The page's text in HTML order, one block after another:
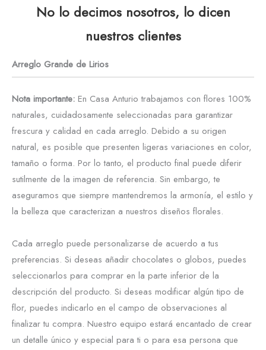
No lo decimos nosotros, lo dicen
nuestros clientes
Arreglo Grande de Lirios
Nota importante: En Casa Anturio trabajamos con flores 100%
naturales, cuidadosamente seleccionadas para garantizar
frescura y calidad en cada arreglo. Debido a su origen
natural, es posible que presenten ligeras variaciones en color,
tamaño o forma. Por lo tanto, el producto final puede diferir
sutilmente de la imagen de referencia. Sin embargo, te
aseguramos que siempre mantendremos la armonía, el estilo y
la belleza que caracterizan a nuestros diseños florales.
Cada arreglo puede personalizarse de acuerdo a tus
preferencias. Si deseas añadir chocolates o globos, puedes
seleccionarlos para comprar en la parte inferior de la
descripción del producto. Si deseas modificar algún tipo de
flor, puedes indicarlo en el campo de observaciones al
finalizar tu compra. Nuestro equipo estará encantado de crear
un detalle único y especial para ti o para esa persona que